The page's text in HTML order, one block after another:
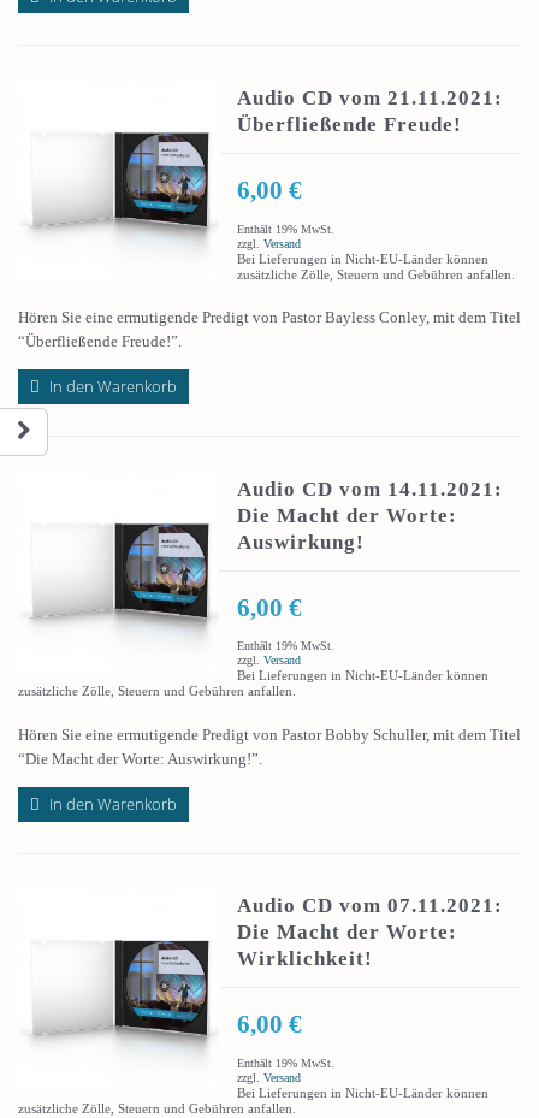
Audio CD vom 21.11.2021:
Überfließende Freude!
6,00€
Enthält 19% MwSt.
zzgl.Versand
Bei Lieferungen in Nicht-EU-Länder können
zusätzliche Zölle, Steuern und Gebühren anfallen.
Hören Sie eine ermutigende Predigt von Pastor Bayless Conley, mit dem Titel
“Überfließende Freude!”.
In den Warenkorb
Audio CD vom 14.11.2021:
Die Macht der Worte:
Auswirkung!
6,00€
Enthält 19% MwSt.
zzgl.Versand
Bei Lieferungen in Nicht-EU-Länder können
zusätzliche Zölle, Steuern und Gebühren anfallen.
Hören Sie eine ermutigende Predigt von Pastor Bobby Schuller, mit dem Titel
“Die Macht der Worte: Auswirkung!”.
In den Warenkorb
Audio CD vom 07.11.2021:
Die Macht der Worte:
Wirklichkeit!
6,00€
Enthält 19% MwSt.
zzgl.Versand
Bei Lieferungen in Nicht-EU-Länder können
zusätzliche Zölle, Steuern und Gebühren anfallen.